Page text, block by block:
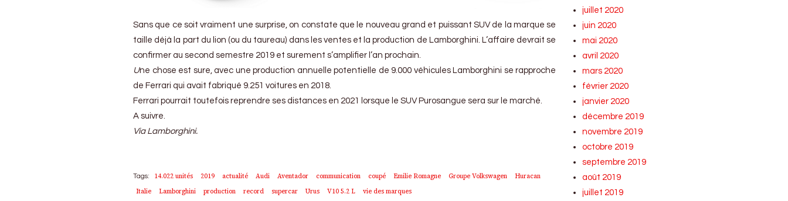
Sans que ce soit vraiment une surprise, on constate que le nouveau grand et puissant SUV de la marque se
taille déjà la part du lion (ou du taureau) dans les ventes et la production de Lamborghini. L’affaire devrait se
confirmer au second semestre 2019 et surement s’amplifier l’an prochain.
Une chose est sure, avec une production annuelle potentielle de 9.000 véhicules Lamborghini se rapproche
de Ferrari qui avait fabriqué 9.251 voitures en 2018.
Ferrari pourrait toutefois reprendre ses distances en 2021 lorsque le SUV Purosangue sera sur le marché.
A suivre.
Via Lamborghini.
Tags: 14.022 unités 2019 actualité Audi Aventador communication coupé Emilie Romagne Groupe Volkswagen
Huracan
Italie
Lamborghini production record supercar Urus V10 5.2 L vie des marques
juillet 2020
juin 2020
mai 2020
avril 2020
mars 2020
février 2020
janvier 2020
décembre 2019
novembre 2019
octobre 2019
septembre 2019
août 2019
juillet 2019